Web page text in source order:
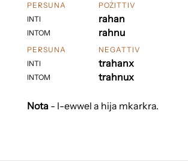
PERSUNA
INTI
INTOM
POŻITTIV
rahan
rahnu
PERSUNA
INTI
INTOM
NEGATTIV
trahanx
trahnux
Nota- l-ewwel a hija mkarkra.